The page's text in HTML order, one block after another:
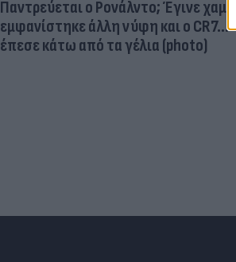
Παντρεύεται ο Ρονάλντο; Έγινε χαμός,
εμφανίστηκε άλλη νύφη και ο CR7…
έπεσε κάτω από τα γέλια (photo)